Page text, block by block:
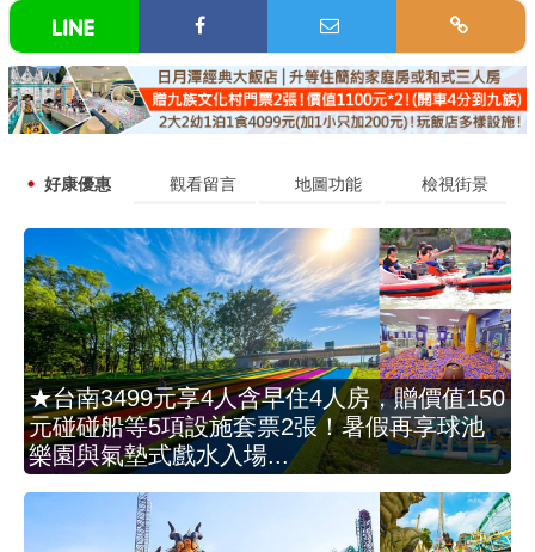
好康優惠 觀看留言 地圖功能 檢視街景
★台南3499元享4人含早住4人房，贈價值150
元碰碰船等5項設施套票2張！暑假再享球池
樂園與氣墊式戲水入場...